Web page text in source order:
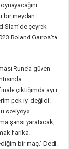
bir meydan
Slam’de çeyrek
Roland Garros’ta
Rune’a güven
çıktığımda aynı
pek iyi değildi.
seviyeye
şansı yaratacak,
harika.
bir maç.” Dedi.